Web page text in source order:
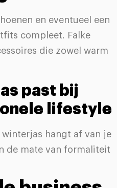
en eventueel een
compleet. Falke
die zowel warm
past bij
lifestyle
hangt af van je
de mate van formaliteit